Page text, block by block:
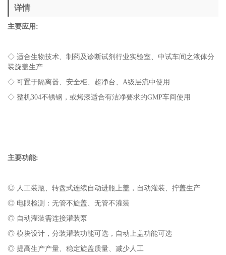
详情
主要应用:
◇ 适合生物技术、制药及诊断试剂行业实验室、中试车间之液体分
装旋盖生产
◇ 可置于隔离器、安全柜、超净台、 A级层流中使用
◇ 整机304不锈钢，或烤漆适合有洁净要求的GMP车间使用
主要功能:
◎ 人工装瓶、转盘式连续自动进瓶上盖，自动灌装、拧盖生产
◎ 电眼检测：无管不旋盖、无管不灌装
◎ 自动灌装需连接灌装泵
◎ 模块设计，分装灌装功能可选，自动上盖功能可选
◎ 提高生产产量、稳定旋盖质量、减少人工